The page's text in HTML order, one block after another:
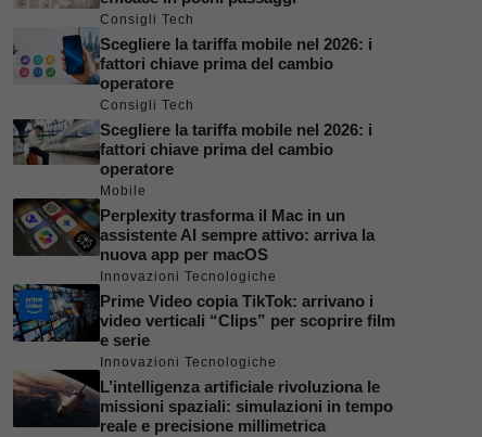
Consigli Tech
Scegliere la tariffa mobile nel 2026: i
fattori chiave prima del cambio
operatore
Consigli Tech
Scegliere la tariffa mobile nel 2026: i
fattori chiave prima del cambio
operatore
Mobile
Perplexity trasforma il Mac in un
assistente AI sempre attivo: arriva la
nuova app per macOS
Innovazioni Tecnologiche
Prime Video copia TikTok: arrivano i
video verticali “Clips” per scoprire film
e serie
Innovazioni Tecnologiche
L’intelligenza artificiale rivoluziona le
missioni spaziali: simulazioni in tempo
reale e precisione millimetrica